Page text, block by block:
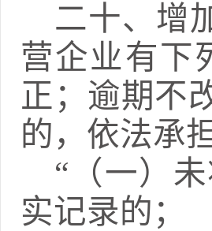
二十、 增
营企业有下
正；逾期不
的，依法承
“（一）
实记录的；